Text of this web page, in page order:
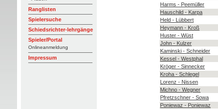
Ranglisten
Spielersuche
Schiedsrichter-lehrgänge
Spieler/Portal
Onlineanmeldung
Impressum
Harms - Peemüller
Hauschild - Karpa
Held - Lübbert
Heymann - Kroß
Huster - Wüst
John - Kulzer
Kaminski - Schneider
Kessel - Westphal
Kröger - Sinnecker
Kroha - Schlegel
Lorenz - Nissen
Michno - Wegner
Pfretzschner - Sowa
Poniewaz - Poniewaz